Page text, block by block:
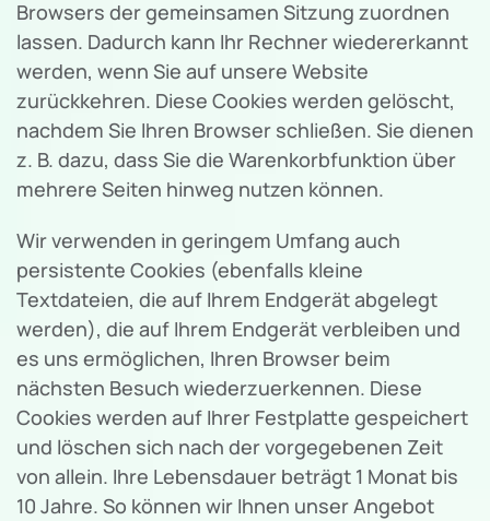
Browsers der gemeinsamen Sitzung zuordnen
lassen. Dadurch kann Ihr Rechner wiedererkannt
werden, wenn Sie auf unsere Website
zurückkehren. Diese Cookies werden gelöscht,
nachdem Sie Ihren Browser schließen. Sie dienen
z. B. dazu, dass Sie die Warenkorbfunktion über
mehrere Seiten hinweg nutzen können.
Wir verwenden in geringem Umfang auch
persistente Cookies (ebenfalls kleine
Textdateien, die auf Ihrem Endgerät abgelegt
werden), die auf Ihrem Endgerät verbleiben und
es uns ermöglichen, Ihren Browser beim
nächsten Besuch wiederzuerkennen. Diese
Cookies werden auf Ihrer Festplatte gespeichert
und löschen sich nach der vorgegebenen Zeit
von allein. Ihre Lebensdauer beträgt 1 Monat bis
10 Jahre. So können wir Ihnen unser Angebot